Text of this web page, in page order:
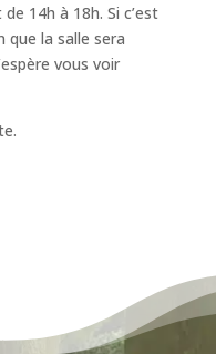
14h à 18h. Si c’est
la salle sera
vous voir